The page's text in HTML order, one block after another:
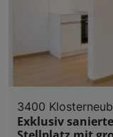
3400
Exklusiv